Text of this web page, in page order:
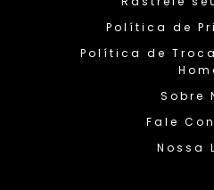
Política de
Política de
Sobre
Fale
Nossa